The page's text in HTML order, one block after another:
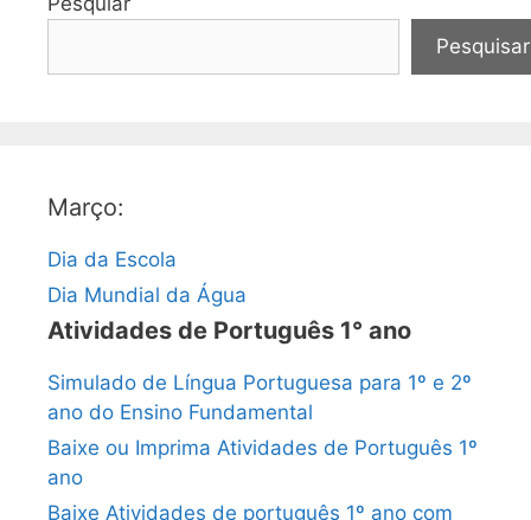
Pesquisar
Março:
Dia da Escola
Dia Mundial da Água
Atividades de Português 1° ano
Simulado de Língua Portuguesa para 1º e 2º
ano do Ensino Fundamental
Baixe ou Imprima Atividades de Português 1º
ano
Baixe Atividades de português 1º ano com